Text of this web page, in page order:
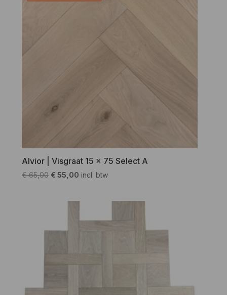
Alvior | Visgraat 15 x 75 Select A
€65,00 Oorspronkelijke
€ 55,00 Huidige
incl. btw